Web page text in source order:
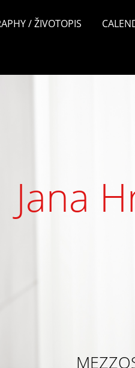
/ ŽIVOTOPIS
Jana